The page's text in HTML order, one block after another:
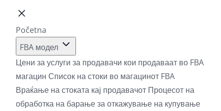
Početna
FBA модел
Цени за услуги за продавачи кои продаваат во FBA
магацин Список на стоки во магацинот FBA
Враќање на стоката кај продавачот Процесот на
обработка на барање за откажување на купување